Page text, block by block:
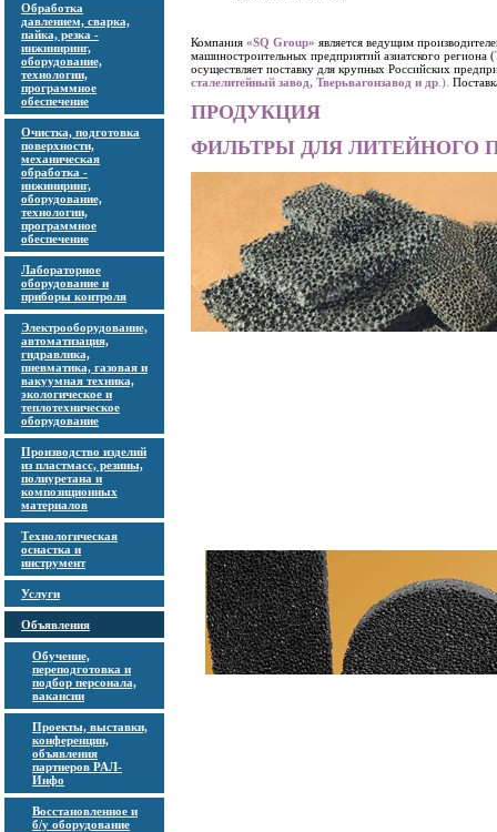
Обработка
давлением, сварка,
пайка, резка -
инжиниринг,
оборудование,
технологии,
программное
обеспечение
Очистка, подготовка
поверхности,
механическая
обработка -
инжиниринг,
оборудование,
технологии,
программное
обеспечение
Лабораторное
оборудование и
приборы контроля
Электрооборудование,
автоматизация,
гидравлика,
пневматика, газовая и
вакуумная техника,
экологическое и
теплотехническое
оборудование
Производство изделий
из пластмасс, резины,
полиуретана и
композиционных
материалов
Технологическая
оснастка и
инструмент
Услуги
Объявления
Обучение,
переподготовка и
подбор персонала,
вакансии
Проекты, выставки,
конференции,
объявления
партнеров РАЛ-
Инфо
Восстановленное и
б/у оборудование
Компания «SQ Group» является ведущим
машиностроительных предприятий азиатского региона (
осуществляет поставку для крупных Российских
сталелитейный завод, Тверьвагонзавод и др .).
ПРОДУКЦИЯ
ФИЛЬТРЫ ДЛЯ ЛИТЕЙНОГО